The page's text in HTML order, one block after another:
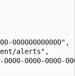
000000000000",
alerts",
0000-0000-